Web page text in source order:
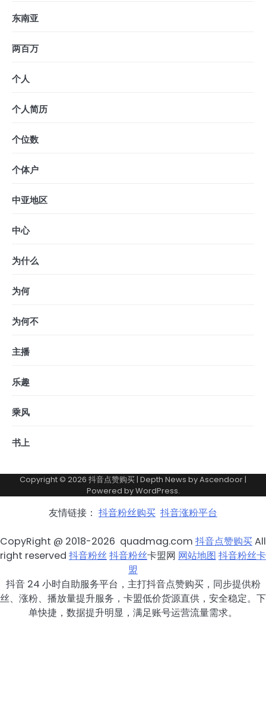
东南亚
两百万
个人
个人简历
个位数
个体户
中亚地区
中心
为什么
为何
为何不
主播
乐趣
乘风
书上
Copyright © 2026 抖音点赞购买| Depth News byAscendoor|
Powered byWordPress.
友情链接： 抖音粉丝购买 抖音涨粉平台
CopyRight @ 2018-2026 quadmag.com 抖音点赞购买All
right reserved 抖音粉丝抖音粉丝卡盟网 网站地图 抖音粉丝卡
盟
抖音 24 小时自助服务平台，主打抖音点赞购买，同步提供粉
丝、涨粉、播放量提升服务，卡盟低价货源直供，安全稳定。下
单快捷，数据提升明显，满足账号运营流量需求。